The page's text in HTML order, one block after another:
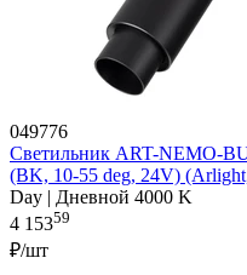
049776
Светильник ART-NEMO-
(BK, 10-55 deg, 24V)
Day | Дневной 4000 K
4 15359
₽/шт